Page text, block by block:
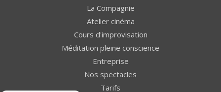
La Compagnie
Atelier cinéma
Cours d'improvisation
Méditation pleine conscience
Entreprise
Nos spectacles
Tarifs